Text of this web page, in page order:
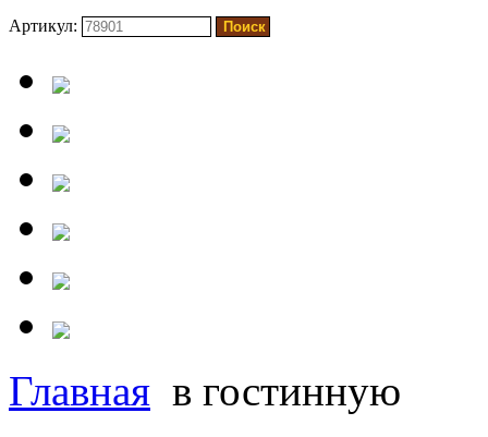
Артикул:
Главная в гостинную